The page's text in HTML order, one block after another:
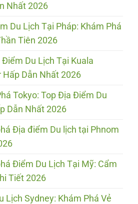
Nhất 2026
Du Lịch Tại Pháp: Khám Phá
Tiên 2026
Du Lịch Tại Kuala
Hấp Dẫn Nhất 2026
Tokyo: Top Địa Điểm Du
Dẫn Nhất 2026
Địa điểm Du lịch tại Phnom
Điểm Du Lịch Tại Mỹ: Cẩm
Tiết 2026
Lịch Sydney: Khám Phá Vẻ